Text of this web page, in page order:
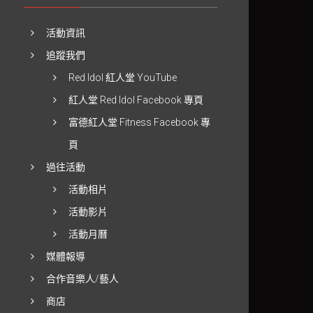
活動資訊
追蹤我們
Red Idol 紅人堂 YouTube
紅人堂 Red Idol Facebook 專頁
富德紅人堂 Fitness Facebook 專
頁
過往活動
活動相片
活動影片
活動月曆
媒體報導
合作音樂人/藝人
商店